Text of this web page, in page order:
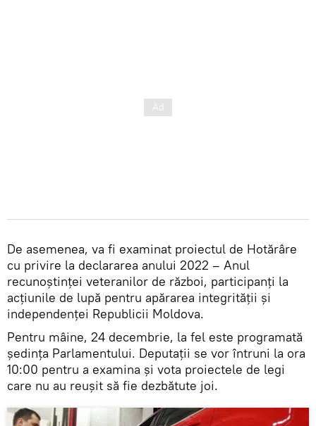
De asemenea, va fi examinat proiectul de Hotărâre
cu privire la declararea anului 2022 – Anul
recunoștinței veteranilor de război, participanți la
acțiunile de lupă pentru apărarea integrității și
independenței Republicii Moldova.
Pentru mâine, 24 decembrie, la fel este programată
ședința Parlamentului. Deputații se vor întruni la ora
10:00 pentru a examina și vota proiectele de legi
care nu au reușit să fie dezbătute joi.